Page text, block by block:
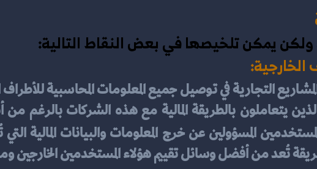
ولكن يمكن تلخيصها في بعض النقاط التالية:
الخارجية:
تُعد من أفضل وسائل تقييم هؤلاء المستخدمين الخارجين